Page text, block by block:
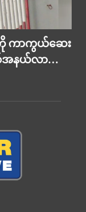
ကို ကာကွယ်ဆေး
အနယ်လာ